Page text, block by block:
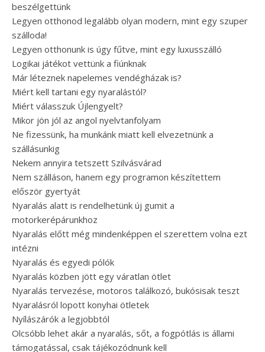
beszélgettünk
Legyen otthonod legalább olyan modern, mint egy szuper
szálloda!
Legyen otthonunk is úgy fűtve, mint egy luxusszálló
Logikai játékot vettünk a fiúnknak
Már léteznek napelemes vendégházak is?
Miért kell tartani egy nyaralástól?
Miért válasszuk Újlengyelt?
Mikor jön jól az angol nyelvtanfolyam
Ne fizessünk, ha munkánk miatt kell elvezetnünk a
szállásunkig
Nekem annyira tetszett Szilvásvárad
Nem szálláson, hanem egy programon készítettem
először gyertyát
Nyaralás alatt is rendelhetünk új gumit a
motorkerépárunkhoz
Nyaralás előtt még mindenképpen el szerettem volna ezt
intézni
Nyaralás és egyedi pólók
Nyaralás közben jött egy váratlan ötlet
Nyaralás tervezése, motoros találkozó, bukósisak teszt
Nyaralásról lopott konyhai ötletek
Nyílászárók a legjobbtól
Olcsóbb lehet akár a nyaralás, sőt, a fogpótlás is állami
támogatással, csak tájékozódnunk kell